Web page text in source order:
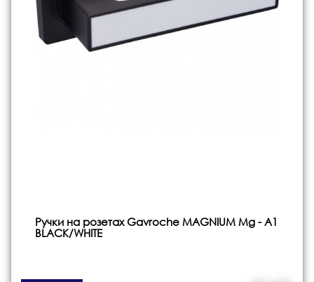
Ручки на розетах Gavroche MAGNIUM Mg - A1
BLACK/WHITE